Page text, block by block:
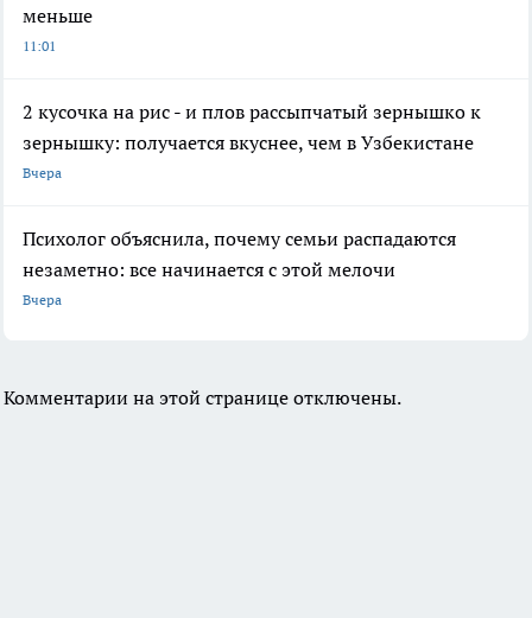
меньше
11:01
2 кусочка на рис - и плов рассыпчатый зернышко к
зернышку: получается вкуснее, чем в Узбекистане
Вчера
Психолог объяснила, почему семьи распадаются
незаметно: все начинается с этой мелочи
Вчера
Комментарии на этой странице отключены.